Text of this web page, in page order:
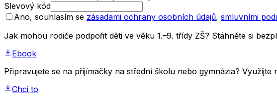
Slevový kód
Ano, souhlasím se zásadami ochrany osobních údajů, smluvními
Jak mohou rodiče podpořit děti ve věku 1.–9. třídy ZŠ? Stáhněte si
Ebook
Připravujete se na přijímačky na střední školu nebo gymnázia?
Chci to